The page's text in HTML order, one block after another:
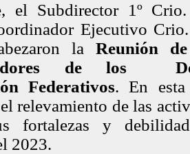
el Subdirector 1º
Ejecutivo
la Reunión
de los
Federativos. En esta
relevamiento de las
fortalezas y
2023.